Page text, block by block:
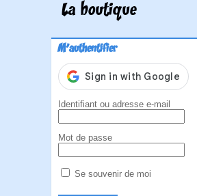
La boutique
M'authentifier
Identifiant ou adresse e-mail
Mot de passe
Se souvenir de moi